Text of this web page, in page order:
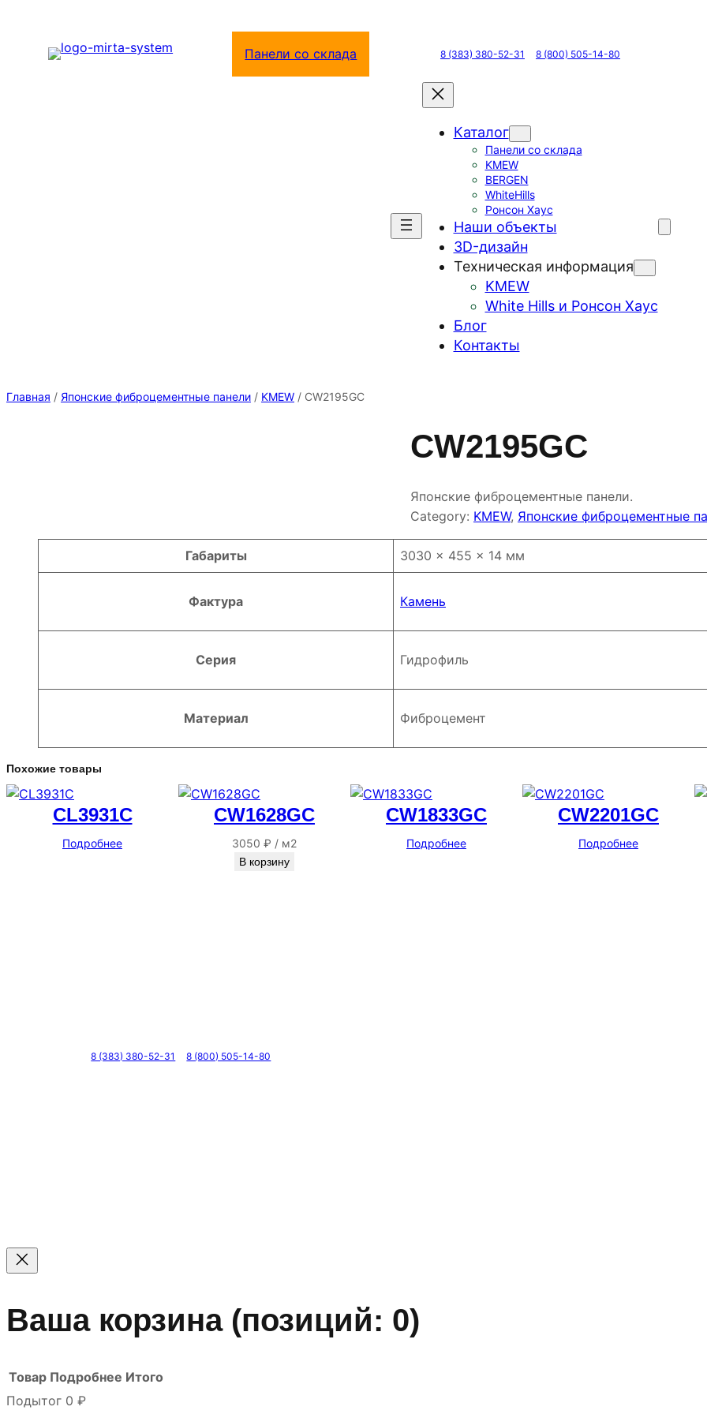
содержимому
Панели со склада 8 (383) 380-52-31 8 (800) 505-14-80
Каталог
Панели со склада
KMEW
BERGEN
WhiteHills
Ронсон Хаус
Наши объекты
3D-дизайн
Техническая информация
KMEW
White Hills и Ронсон Хаус
Блог
Контакты
Главная / Японские фиброцементные панели / KMEW / CW2195GC
CW2195GC
Японские фиброцементные панели.
Category: KMEW, Японские фиброцементные
Габариты 3030 × 455 × 14 мм
Фактура Камень
Серия Гидрофиль
Материал Фиброцемент
Похожие товары
CL3931C
Подробнее
CW1628GC
3050 ₽ / м2
В корзину
CW1833GC
Подробнее
CW2201GC
Подробнее
8 (383) 380-52-31 8 (800) 505-14-80
Ваша корзина (позиций: 0)
Товар Подробнее Итого
Подытог 0 ₽